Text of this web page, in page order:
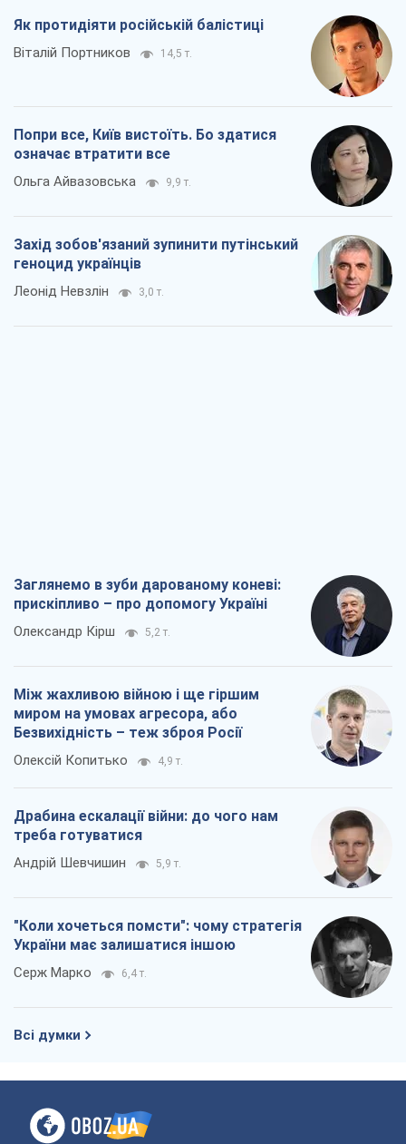
Як протидіяти російській балістиці
Віталій Портников 14,5 т.
Попри все, Київ вистоїть. Бо здатися
означає втратити все
Ольга Айвазовська 9,9 т.
Захід зобов'язаний зупинити путінський
геноцид українців
Леонід Невзлін 3,0 т.
Заглянемо в зуби дарованому коневі:
прискіпливо – про допомогу Україні
Олександр Кірш 5,2 т.
Між жахливою війною і ще гіршим
миром на умовах агресора, або
Безвихідність – теж зброя Росії
Олексій Копитько 4,9 т.
Драбина ескалації війни: до чого нам
треба готуватися
Андрій Шевчишин 5,9 т.
"Коли хочеться помсти": чому стратегія
України має залишатися іншою
Серж Марко 6,4 т.
Всі думки